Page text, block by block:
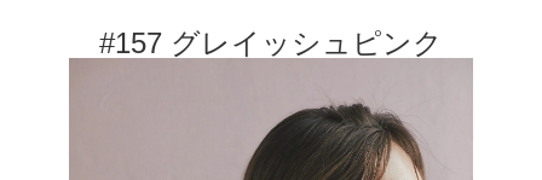
#157 グレイッシュピンク